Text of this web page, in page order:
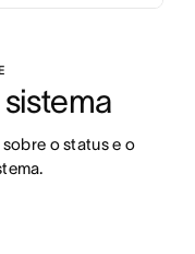
o status e o